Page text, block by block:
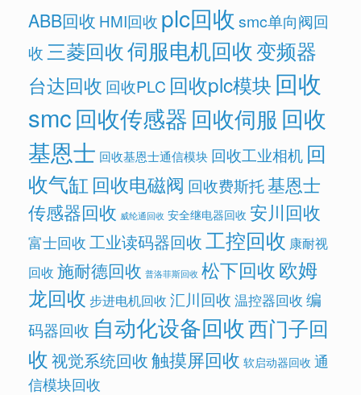
ABB回收 HMI回收 plc回收 smc单向阀回
收 三菱回收伺服电机回收变频器
台达回收 回收PLC 回收plc模块 回收
smc回收传感器回收伺服 回收
基恩士 回收基恩士通信模块 回收工业相机 回
收气缸 回收电磁阀 回收费斯托基恩士
传感器回收 威纶通回收 安全继电器回收 安川回收
富士回收 工业读码器回收工控回收 康耐视
回收 施耐德回收 普洛菲斯回收 松下回收欧姆
龙回收 步进电机回收 汇川回收 温控器回收 编
码器回收 自动化设备回收西门子回
收视觉系统回收触摸屏回收 软启动器回收 通
信模块回收